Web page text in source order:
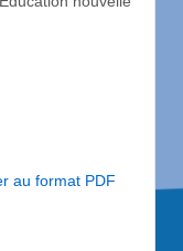
au format PDF